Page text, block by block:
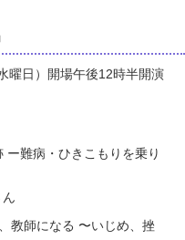
曜日）開場午後12時半開演
難病・ひきこもりを乗り
教師になる 〜いじめ、挫